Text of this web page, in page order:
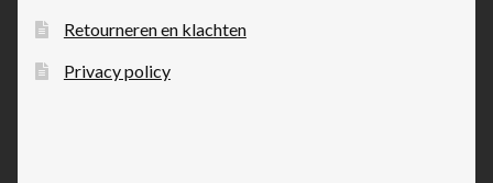
Retourneren en klachten
Privacy policy